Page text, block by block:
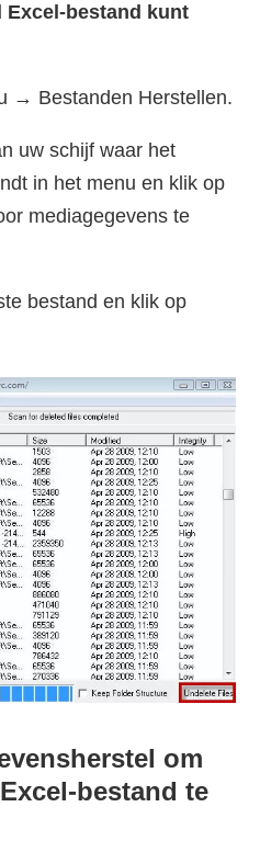
Excel-bestand kunt
→ Bestanden Herstellen.
uw schijf waar het
in het menu en klik op
mediagegevens te
bestand en klik op
om
bestand te